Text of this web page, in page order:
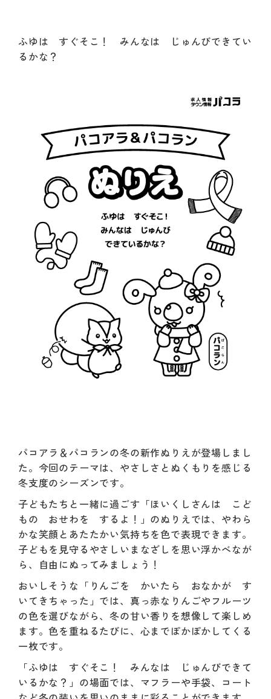
ふゆは すぐそこ！ みんなは じゅんびできてい
るかな？
パコアラ＆パコランの冬の新作ぬりえが登場しまし
た。今回のテーマは、やさしさとぬくもりを感じる
冬支度のシーズンです。
子どもたちと一緒に過ごす「ほいくしさんは こど
もの おせわを するよ！」のぬりえでは、やわら
かな笑顔とあたたかい気持ちを色で表現できます。
子どもを見守るやさしいまなざしを思い浮かべなが
ら、自由にぬってみましょう！
おいしそうな「りんごを かいたら おなかが す
いてきちゃった」では、真っ赤なりんごやフルーツ
の色を選びながら、冬の甘い香りを想像して楽しめ
ます。色を重ねるたびに、心までぽかぽかしてくる
一枚です。
「ふゆは すぐそこ！ みんなは じゅんびできて
いるかな？」の場面では、マフラーや手袋、コート